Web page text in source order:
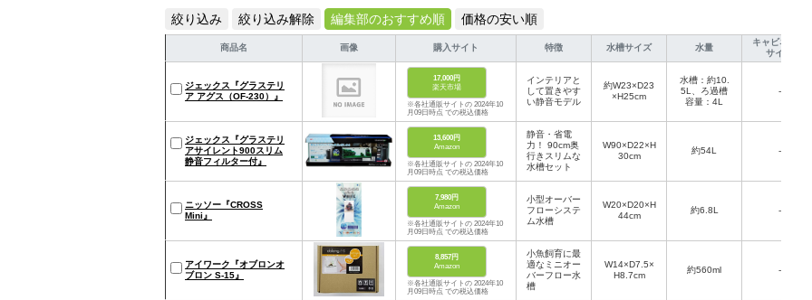
絞り込み 絞り込み解除 編集部のおすすめ順 価格の安い順
商品名 画像 購入サイト 特徴 水槽サイズ 水量
キャビネット
サイズ
ジェックス『グラステリ
ア アグス（OF-230）』
17,000円
楽天市場
※各社通販サイトの 2024年10
月09日時点 での税込価格
インテリアと
して置きやす
い静音モデル
約W23×D23
×H25cm
水槽：約10.
5L、ろ過槽
容量：4L
-
ジェックス『グラステリ
アサイレント900スリム
静音フィルター付』
13,600円
Amazon
※各社通販サイトの 2024年10
月09日時点 での税込価格
静音・省電
力！ 90cm奥
行きスリムな
水槽セット
W90×D22×H
30cm
約54L -
ニッソー『CROSS
Mini』
7,980円
Amazon
※各社通販サイトの 2024年10
月09日時点 での税込価格
小型オーバー
フローシステ
ム水槽
W20×D20×H
44cm
約6.8L -
アイワーク『オブロンオ
ブロン S-15』
8,857円
Amazon
※各社通販サイトの 2024年10
月09日時点 での税込価格
小魚飼育に最
適なミニオー
バーフロー水
槽
W14×D7.5×
H8.7cm
約560ml -